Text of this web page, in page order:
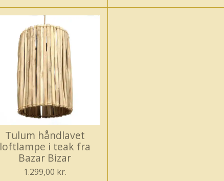
Tulum håndlavet
loftlampe i teak fra
Bazar Bizar
1.299,00 kr.